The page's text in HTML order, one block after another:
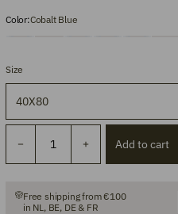
Color:Cobalt Blue
Size
Add to cart
Free shipping from €100
in NL, BE, DE & FR